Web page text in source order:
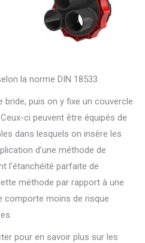
la norme DIN 18533.
bride, puis on y fixe un couvercle
ci peuvent être équipés de
dans lesquels on insère les
d’une méthode de
l’étanchéité parfaite de
méthode par rapport à une
comporte moins de risque
pour en savoir plus sur les